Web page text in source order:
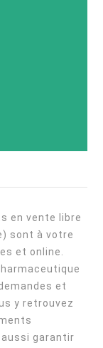
en vente libre
sont à votre
et online.
et
y retrouvez
garantir